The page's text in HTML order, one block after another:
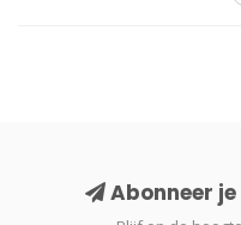
Abonneer